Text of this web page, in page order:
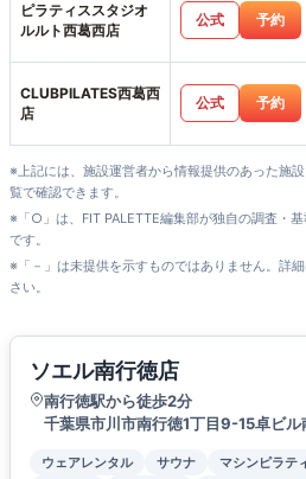
ピラティススタジオ
ルルト西葛西店
公式 予約
CLUBPILATES西葛西
店
公式 予約
※上記には、施設運営者から情報提供のあった施
覧で確認できます。
※「○」は、FIT PALETTE編集部が独自の調査・
です。
※「－」は未提供を示すものではありません。詳
さい。
ソエル南行徳店
南行徳駅から徒歩2分
千葉県市川市南行徳1丁目9-15卓ビ
ウェアレンタル サウナ マシンピラテ